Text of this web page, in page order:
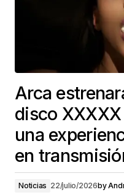
Arca
disco
una
en
Noticias 22/julio/2026by